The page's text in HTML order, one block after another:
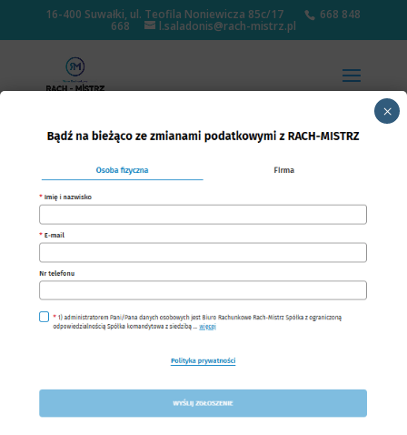
16-400 Suwałki, ul. Teofila Noniewicza 85c/17 668 848
668 l.saladonis@rach-mistrz.pl
Przepisy ustawy o VAT
dotyczą każdego
przedsiębiorcy
×